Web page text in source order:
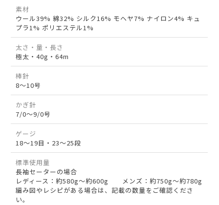
素材
ウール39% 綿32% シルク16% モヘヤ7% ナイロン4% キュ
プラ1% ポリエステル1%
太さ・量・長さ
極太・40g・64m
棒針
8～10号
かぎ針
7/0～9/0号
ゲージ
18～19目・23～25段
標準使用量
長袖セーターの場合
レディース：約580g～約600g メンズ：約750g～約780g
編み図やレシピがある場合は、記載の数量をご確認くださ
い。